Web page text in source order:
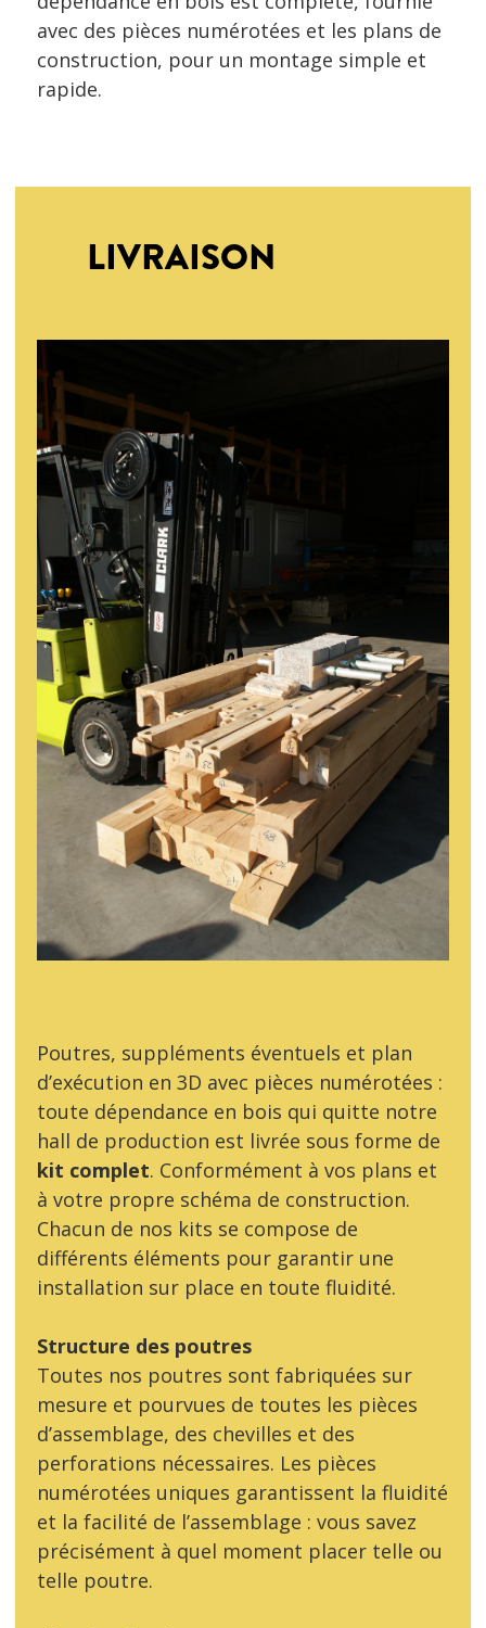
avec des pièces numérotées et les plans de
construction, pour un montage simple et
rapide.
LIVRAISON
Poutres, suppléments éventuels et plan
d’exécution en 3D avec pièces numérotées :
toute dépendance en bois qui quitte notre
hall de production est livrée sous forme de
kit complet. Conformément à vos plans et
à votre propre schéma de construction.
Chacun de nos kits se compose de
différents éléments pour garantir une
installation sur place en toute fluidité.
Structure des poutres
Toutes nos poutres sont fabriquées sur
mesure et pourvues de toutes les pièces
d’assemblage, des chevilles et des
perforations nécessaires. Les pièces
numérotées uniques garantissent la fluidité
et la facilité de l’assemblage : vous savez
précisément à quel moment placer telle ou
telle poutre.